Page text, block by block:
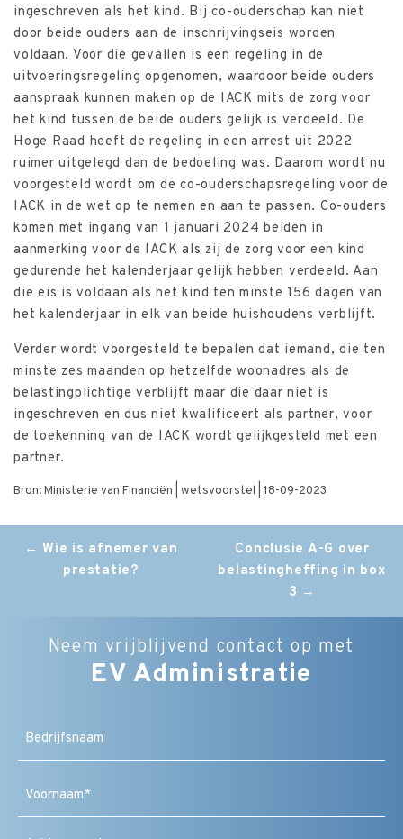
ingeschreven als het kind. Bij co-ouderschap kan niet
door beide ouders aan de inschrijvingseis worden
voldaan. Voor die gevallen is een regeling in de
uitvoeringsregeling opgenomen, waardoor beide ouders
aanspraak kunnen maken op de IACK mits de zorg voor
het kind tussen de beide ouders gelijk is verdeeld. De
Hoge Raad heeft de regeling in een arrest uit 2022
ruimer uitgelegd dan de bedoeling was. Daarom wordt nu
voorgesteld wordt om de co-ouderschapsregeling voor de
IACK in de wet op te nemen en aan te passen. Co-ouders
komen met ingang van 1 januari 2024 beiden in
aanmerking voor de IACK als zij de zorg voor een kind
gedurende het kalenderjaar gelijk hebben verdeeld. Aan
die eis is voldaan als het kind ten minste 156 dagen van
het kalenderjaar in elk van beide huishoudens verblijft.
Verder wordt voorgesteld te bepalen dat iemand, die ten
minste zes maanden op hetzelfde woonadres als de
belastingplichtige verblijft maar die daar niet is
ingeschreven en dus niet kwalificeert als partner, voor
de toekenning van de IACK wordt gelijkgesteld met een
partner.
Bron: Ministerie van Financiën | wetsvoorstel | 18-09-2023
Post
navigation
← Wie is afnemer van
prestatie?
Conclusie A-G over
belastingheffing in box
3 →
Neem vrijblijvend contact op met
EV Administratie